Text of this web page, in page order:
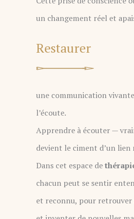
un changement réel et
Restaurer
une communication
l’écoute.
Apprendre à écouter —
devient le ciment d’un lien
Dans cet espace de
chacun peut se sentir
et reconnu, pour retrouver